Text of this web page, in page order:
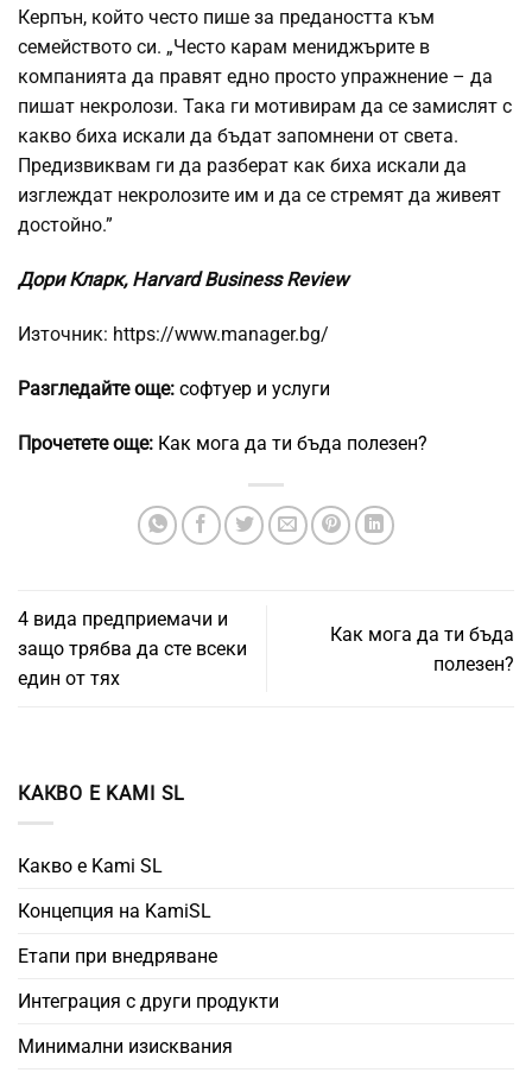
Керпън, който често пише за предаността към
семейството си. „Често карам мениджърите в
компанията да правят едно просто упражнение – да
пишат некролози. Така ги мотивирам да се замислят с
какво биха искали да бъдат запомнени от света.
Предизвиквам ги да разберат как биха искали да
изглеждат некролозите им и да се стремят да живеят
достойно.”
Дори Кларк, Harvard Business Review
Източник: https://www.manager.bg/
Разгледайте още: софтуер и услуги
Прочетете още: Как мога да ти бъда полезен?
4 вида предприемачи и
защо трябва да сте всеки
един от тях
Как мога да ти бъда
полезен?
КАКВО Е KAMI SL
Какво е Kami SL
Концепция на KamiSL
Етапи при внедряване
Интеграция с други продукти
Минимални изисквания